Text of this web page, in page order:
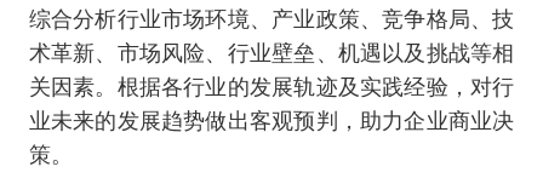
综合分析行业市场环境、产业政策、竞争格局、技
术革新、市场风险、行业壁垒、机遇以及挑战等相
关因素。根据各行业的发展轨迹及实践经验，对行
业未来的发展趋势做出客观预判，助力企业商业决
策。